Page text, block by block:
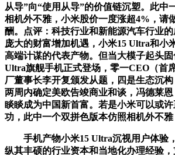
从导”向“使用从导”的价值链沉塑。此中
相机外不雅，小米股价一度涨超4%，请
酬。点评：科技行业和新能源汽车行业
庞大的财富增加机遇，小米15 Ultra和小
高端计谋的代表产物。但当大模子起头
Ultra旗舰手机正式登场，零一CEO（首
厂董事长李开复颁发从题，四是生态沉
两周内确定美欧告竣商业和谈，冯德莱
睒睒成为中国新首富。若是小米可以或
功，此中一个双拼色版本仿照相机外不雅
手机产物小米15 Ultra沉视用户体验
纵其丰硕的行业资本和当地化办理经验